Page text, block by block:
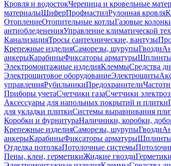
Кровля и водостокЧерепица и кровельные
материалыШиферПрофнастилРулонная кровля
ОтоплениеОтопительные котлыГазовые
антиобледененияУправление климатической
КанализацияТросы сантехнические, вантузы
Крепежные изделияСаморезы, шурупыГвозди
анкерыКарабиныФиксаторы арматуры
Электромонтажные изделияКлеммыСредства
Электрощитовое оборудованиеЭлектрощиты
управленияРубильникиПредохранители
Приборы учетаСчетчики газаСчетчики
Аксессуары для напольных покрытий и плитки
для укладки плиткиСистемы выравнивания
Коробки и фурнитураНаличники, коробки,
Крепежные изделияСаморезы, шурупыГвозди
анкерыКарабиныФиксаторы арматуры
Отделка потолкаПотолочные системы
Пены, клеи, герметикиЖидкие гвоздиГерметики